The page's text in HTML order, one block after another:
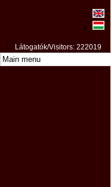
Látogatók/Visitors: 222019